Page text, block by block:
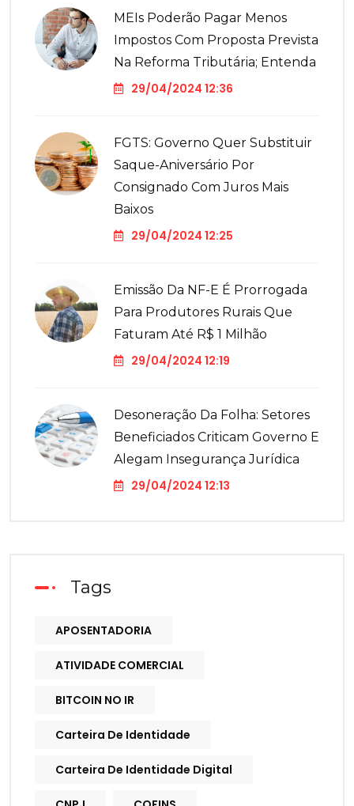
MEIs Poderão Pagar Menos
Impostos Com Proposta Prevista
Na Reforma Tributária; Entenda
29/04/2024 12:36
FGTS: Governo Quer Substituir
Saque-Aniversário Por
Consignado Com Juros Mais
Baixos
29/04/2024 12:25
Emissão Da NF-E É Prorrogada
Para Produtores Rurais Que
Faturam Até R$ 1 Milhão
29/04/2024 12:19
Desoneração Da Folha: Setores
Beneficiados Criticam Governo E
Alegam Insegurança Jurídica
29/04/2024 12:13
Tags
APOSENTADORIA
ATIVIDADE COMERCIAL
BITCOIN NO IR
Carteira De Identidade
Carteira De Identidade Digital